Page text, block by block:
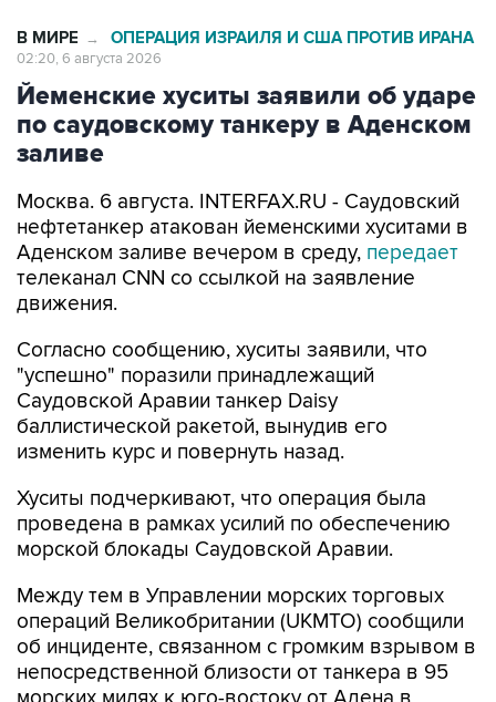
В МИРЕ → ОПЕРАЦИЯ ИЗРАИЛЯ И США ПРОТИВ ИРАНА
02:20, 6 августа 2026
Йеменские хуситы заявили об ударе
по саудовскому танкеру в Аденском
заливе
Москва. 6 августа. INTERFAX.RU - Саудовский
нефтетанкер атакован йеменскими хуситами в
Аденском заливе вечером в среду, передает
телеканал CNN со ссылкой на заявление
движения.
Согласно сообщению, хуситы заявили, что
"успешно" поразили принадлежащий
Саудовской Аравии танкер Daisy
баллистической ракетой, вынудив его
изменить курс и повернуть назад.
Хуситы подчеркивают, что операция была
проведена в рамках усилий по обеспечению
морской блокады Саудовской Аравии.
Между тем в Управлении морских торговых
операций Великобритании (UKMTO) сообщили
об инциденте, связанном с громким взрывом в
непосредственной близости от танкера в 95